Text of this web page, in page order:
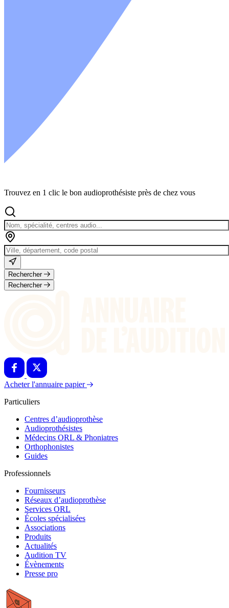
Trouvez en 1 clic le bon audioprothésiste près de chez vous
Rechercher
Rechercher
Acheter l'annuaire papier
Particuliers
Centres d’audioprothèse
Audioprothésistes
Médecins ORL & Phoniatres
Orthophonistes
Guides
Professionnels
Fournisseurs
Réseaux d’audioprothèse
Services ORL
Écoles spécialisées
Associations
Produits
Actualités
Audition TV
Évènements
Presse pro